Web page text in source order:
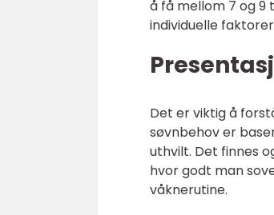
å få mellom 7 og
individuelle
Det er viktig å
søvnbehov er
uthvilt. Det finnes
hvor godt man
våknerutine.